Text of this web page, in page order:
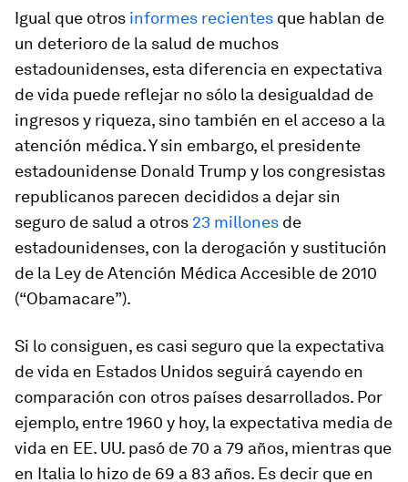
Igual que otros informes recientes que hablan de
un deterioro de la salud de muchos
estadounidenses, esta diferencia en expectativa
de vida puede reflejar no sólo la desigualdad de
ingresos y riqueza, sino también en el acceso a la
atención médica. Y sin embargo, el presidente
estadounidense Donald Trump y los congresistas
republicanos parecen decididos a dejar sin
seguro de salud a otros 23 millones de
estadounidenses, con la derogación y sustitución
de la Ley de Atención Médica Accesible de 2010
(“Obamacare”).
Si lo consiguen, es casi seguro que la expectativa
de vida en Estados Unidos seguirá cayendo en
comparación con otros países desarrollados. Por
ejemplo, entre 1960 y hoy, la expectativa media de
vida en EE. UU. pasó de 70 a 79 años, mientras que
en Italia lo hizo de 69 a 83 años. Es decir que en